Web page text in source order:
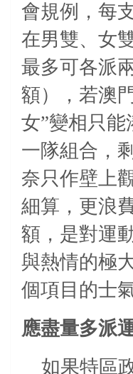
會規例，每
在男雙、女
最多可各派
額），若澳
女”變相只
一隊組合，
奈只作壁上
細算，更浪
額，是對運
與熱情的極
個項目的士氣
應盡量多派
如果特區